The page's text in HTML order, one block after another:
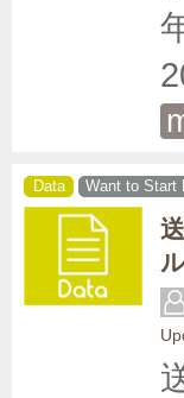
Data Want to Start